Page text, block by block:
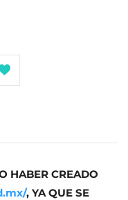
HABER CREADO
, YA QUE SE